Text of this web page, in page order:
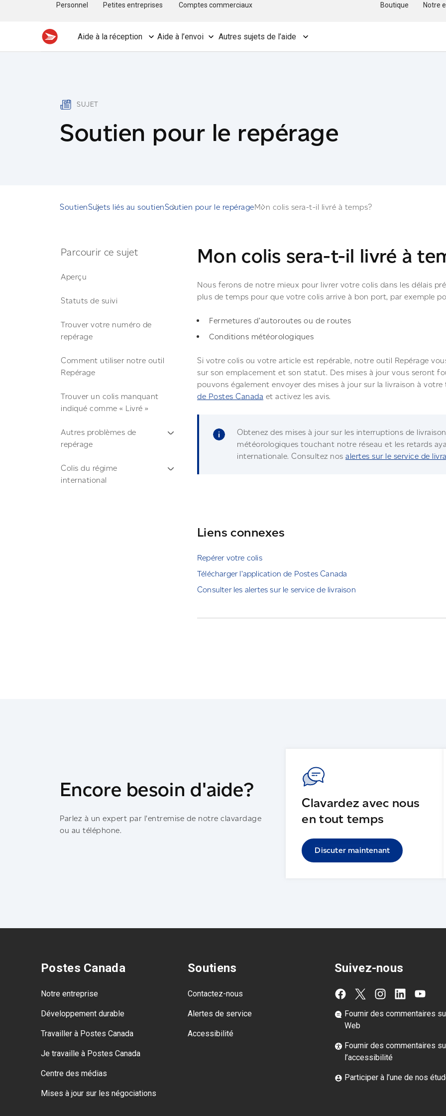
Personnel Petites entreprises Comptes commerciaux Boutique Notre
Aide à la réception Aide à l’envoi Autres sujets de l’aide
SUJET
Soutien pour le repérage
SoutienSujets liés au soutienSoutien pour le repérageMon colis sera-t-il livré à temps?
Parcourir ce sujet
Aperçu
Statuts de suivi
Trouver votre numéro de
repérage
Comment utiliser notre outil
Repérage
Trouver un colis manquant
indiqué comme « Livré »
Autres problèmes de
repérage
Colis du régime
international
Mon colis sera-t-il livré à
Nous ferons de notre mieux pour livrer votre colis dans les délais
plus de temps pour que votre colis arrive à bon port, par exemple
Fermetures d’autoroutes ou de routes
Conditions météorologiques
Si votre colis ou votre article est repérable, notre outil Repérage
sur son emplacement et son statut. Des mises à jour vous seront
pouvons également envoyer des mises à jour sur la livraison à votre
de Postes Canada et activez les avis.
Obtenez des mises à jour sur les interruptions de
météorologiques touchant notre réseau et les retards
internationale. Consultez nos alertes sur le service de
Liens connexes
Repérer votre colis
Télécharger l’application de Postes Canada
Consulter les alertes sur le service de livraison
Encore besoin d'aide?
Parlez à un expert par l'entremise de notre clavardage
ou au téléphone.
Clavardez avec nous
en tout temps
Discuter maintenant
Postes Canada
Notre entreprise
Développement durable
Travailler à Postes Canada
Je travaille à Postes Canada
Centre des médias
Mises à jour sur les négociations
Soutiens
Contactez-nous
Alertes de service
Accessibilité
Suivez-nous
Fournir des commentaires
Web
Fournir des commentaires
l’accessibilité
Participer à l’une de nos